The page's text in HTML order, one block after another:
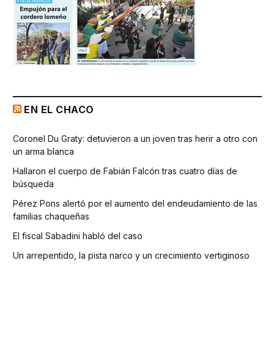
EN EL CHACO
Coronel Du Graty: detuvieron a un joven tras herir a otro con
un arma blanca
Hallaron el cuerpo de Fabián Falcón tras cuatro días de
búsqueda
Pérez Pons alertó por el aumento del endeudamiento de las
familias chaqueñas
El fiscal Sabadini habló del caso
Un arrepentido, la pista narco y un crecimiento vertiginoso